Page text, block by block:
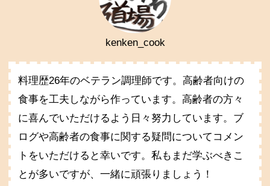
kenken_cook
料理歴26年のベテラン調理師です。高齢者向けの
食事を工夫しながら作っています。高齢者の方々
に喜んでいただけるよう日々努力しています。ブ
ログや高齢者の食事に関する疑問についてコメン
トをいただけると幸いです。私もまだ学ぶべきこ
とが多いですが、一緒に頑張りましょう！